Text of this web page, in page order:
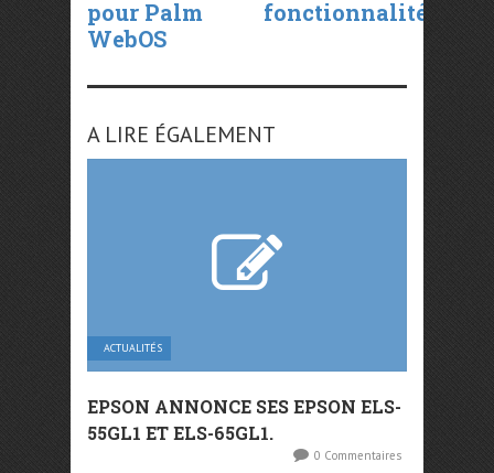
pour Palm
WebOS
fonctionnalités
A LIRE ÉGALEMENT
ACTUALITÉS
EPSON ANNONCE SES EPSON ELS-
55GL1 ET ELS-65GL1.
0 Commentaires